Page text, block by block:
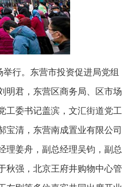
行。东营市投资促进局党组
明君，东营区商务局、区市场
工委书记盖滨，文汇街道党工
宝清，东营南成置业有限公司
理姜舟，副总经理吴钧，副总
秋强，北京王府井购物中心管